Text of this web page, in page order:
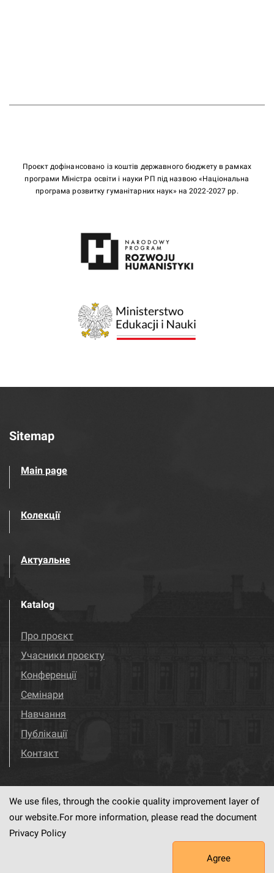
Проєкт дофінансовано із коштів державного бюджету в рамках
програми Міністра освіти і науки РП під назвою «Національна
програма розвитку гуманітарних наук» на 2022-2027 рр.
Sitemap
Main page
Колекції
Актуальне
Katalog
Про проєкт
Учасники проєкту
Конференції
Семінари
Навчання
Публікації
Контакт
Visit us! Facebook
software created by
We use files, through the cookie quality improvement layer of
our website.For more information, please read the document
Privacy Policy
Agree